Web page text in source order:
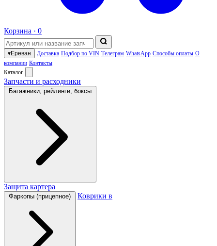
Корзина · 0
▾Ереван Доставка Подбор по VIN Телеграм WhatsApp Способы оплаты О
компании Контакты
Каталог
Запчасти и расходники
Багажники, рейлинги, боксы
Защита картера
Фаркопы (прицепное) Коврики в